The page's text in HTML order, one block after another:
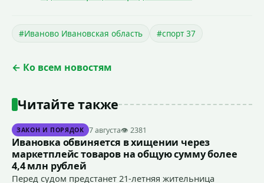
#Иваново Ивановская область #спорт 37
← Ко всем новостям
Читайте также
ЗАКОН И ПОРЯДОК 7 августа👁 2381
Ивановка обвиняется в хищении через
маркетплейс товаров на общую сумму более
4,4 млн рублей
Перед судом предстанет 21-летняя жительница